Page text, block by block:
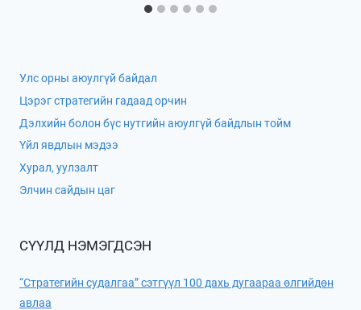
Улс орны аюулгүй байдал
Цэрэг стратегийн гадаад орчин
Дэлхийн болон бүс нутгийн аюулгүй байдлын тойм
Үйл явдлын мэдээ
Хурал, уулзалт
Элчин сайдын цаг
СҮҮЛД НЭМЭГДСЭН
“Стратегийн судалгаа” сэтгүүл 100 дахь дугаараа өлгийдөн
авлаа